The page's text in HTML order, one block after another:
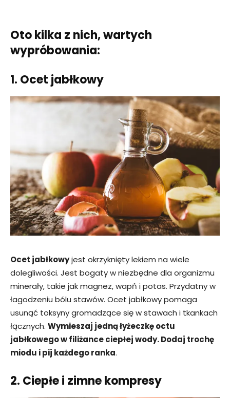
Oto kilka z nich, wartych
wypróbowania:
1. Ocet jabłkowy
Ocet jabłkowyjest okrzyknięty lekiem na wiele
dolegliwości. Jest bogaty w niezbędne dla organizmu
minerały, takie jak magnez, wapń i potas. Przydatny w
łagodzeniu bólu stawów. Ocet jabłkowy pomaga
usunąć toksyny gromadzące się w stawach i tkankach
łącznych. Wymieszaj jedną łyżeczkę octu
jabłkowego w filiżance ciepłej wody. Dodaj trochę
miodu i pij każdego ranka.
2. Ciepłe i zimne kompresy